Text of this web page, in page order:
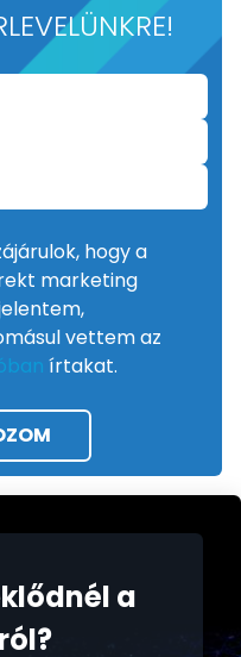
hogy a
marketing
vettem az
írtakat.
a